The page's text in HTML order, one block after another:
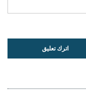
اترك تعليق